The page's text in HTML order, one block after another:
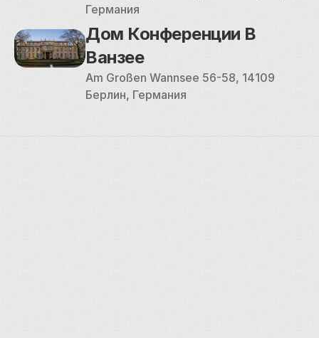
Германия
Дом Конференции В
Ванзее
Am Großen Wannsee 56-58, 14109
Берлин, Германия